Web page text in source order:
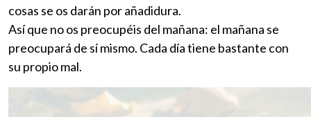
cosas se os darán por añadidura.
Así que no os preocupéis del mañana: el mañana se
preocupará de sí mismo. Cada día tiene bastante con
su propio mal.